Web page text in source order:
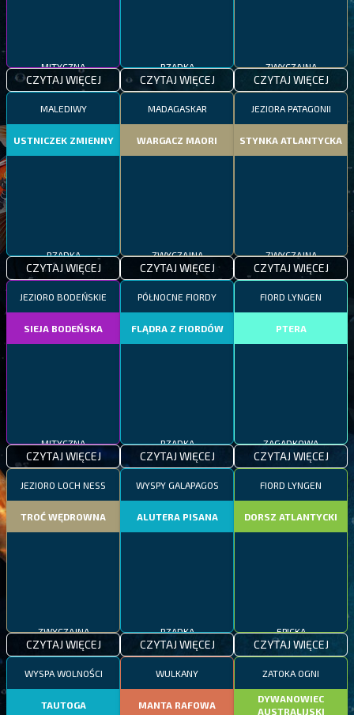
CZYTAJ WIĘCEJ CZYTAJ WIĘCEJ CZYTAJ WIĘCEJ
MALEDIWY
USTNICZEK ZMIENNY
CZYTAJ WIĘCEJ
MADAGASKAR
WARGACZ MAORI
CZYTAJ WIĘCEJ
JEZIORA PATAGONII
STYNKA ATLANTYCKA
CZYTAJ WIĘCEJ
JEZIORO BODEŃSKIE
SIEJA BODEŃSKA
CZYTAJ WIĘCEJ
PÓŁNOCNE FIORDY
FLĄDRA Z FIORDÓW
CZYTAJ WIĘCEJ
FIORD LYNGEN
PTERA
CZYTAJ WIĘCEJ
JEZIORO LOCH NESS
TROĆ WĘDROWNA
CZYTAJ WIĘCEJ
WYSPY GALAPAGOS
ALUTERA PISANA
CZYTAJ WIĘCEJ
FIORD LYNGEN
DORSZ ATLANTYCKI
CZYTAJ WIĘCEJ
WYSPA WOLNOŚCI
TAUTOGA
WULKANY
MANTA RAFOWA
ZATOKA OGNI
DYWANOWIEC
AUSTRALIJSKI